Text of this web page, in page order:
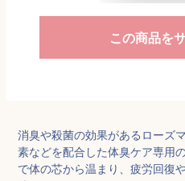
この商品を
消臭や殺菌の効果があるローズ
素などを配合した体臭ケア専用
で体の芯から温まり、疲労回復